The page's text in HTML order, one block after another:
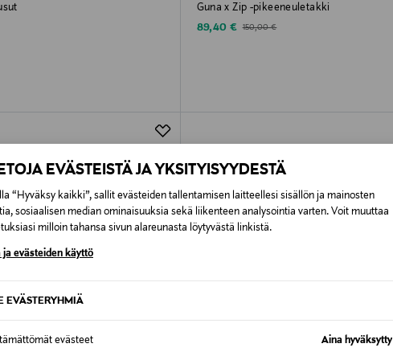
EVÄSTEISTÄ JA YKSITYISYYDESTÄ
“Hyväksy kaikki”, sallit evästeiden tallentamisen laitteellesi sisällön ja mainosten
sosiaalisen median ominaisuuksia sekä liikenteen analysointia varten. Voit muuttaa
milloin tahansa sivun alareunasta löytyvästä linkistä.
ja evästeiden käyttö
EVÄSTERYHMIÄ
evästeet Aina hyväksytty
Guna x Zip -pikeeneuletakki
Discounted Price
89,40 € Original Price
150,00 €